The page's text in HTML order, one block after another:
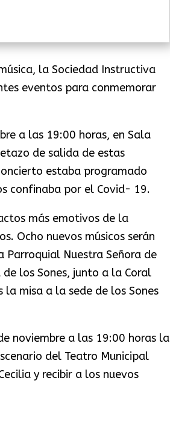
la Sociedad Instructiva
eventos para conmemorar
a las 19:00 horas, en Sala
de salida de estas
estaba programado
confinaba por el Covid- 19.
más emotivos de la
Ocho nuevos músicos serán
Nuestra Señora de
los Sones, junto a la Coral
misa a la sede de los Sones
noviembre a las 19:00 horas la
del Teatro Municipal
y recibir a los nuevos